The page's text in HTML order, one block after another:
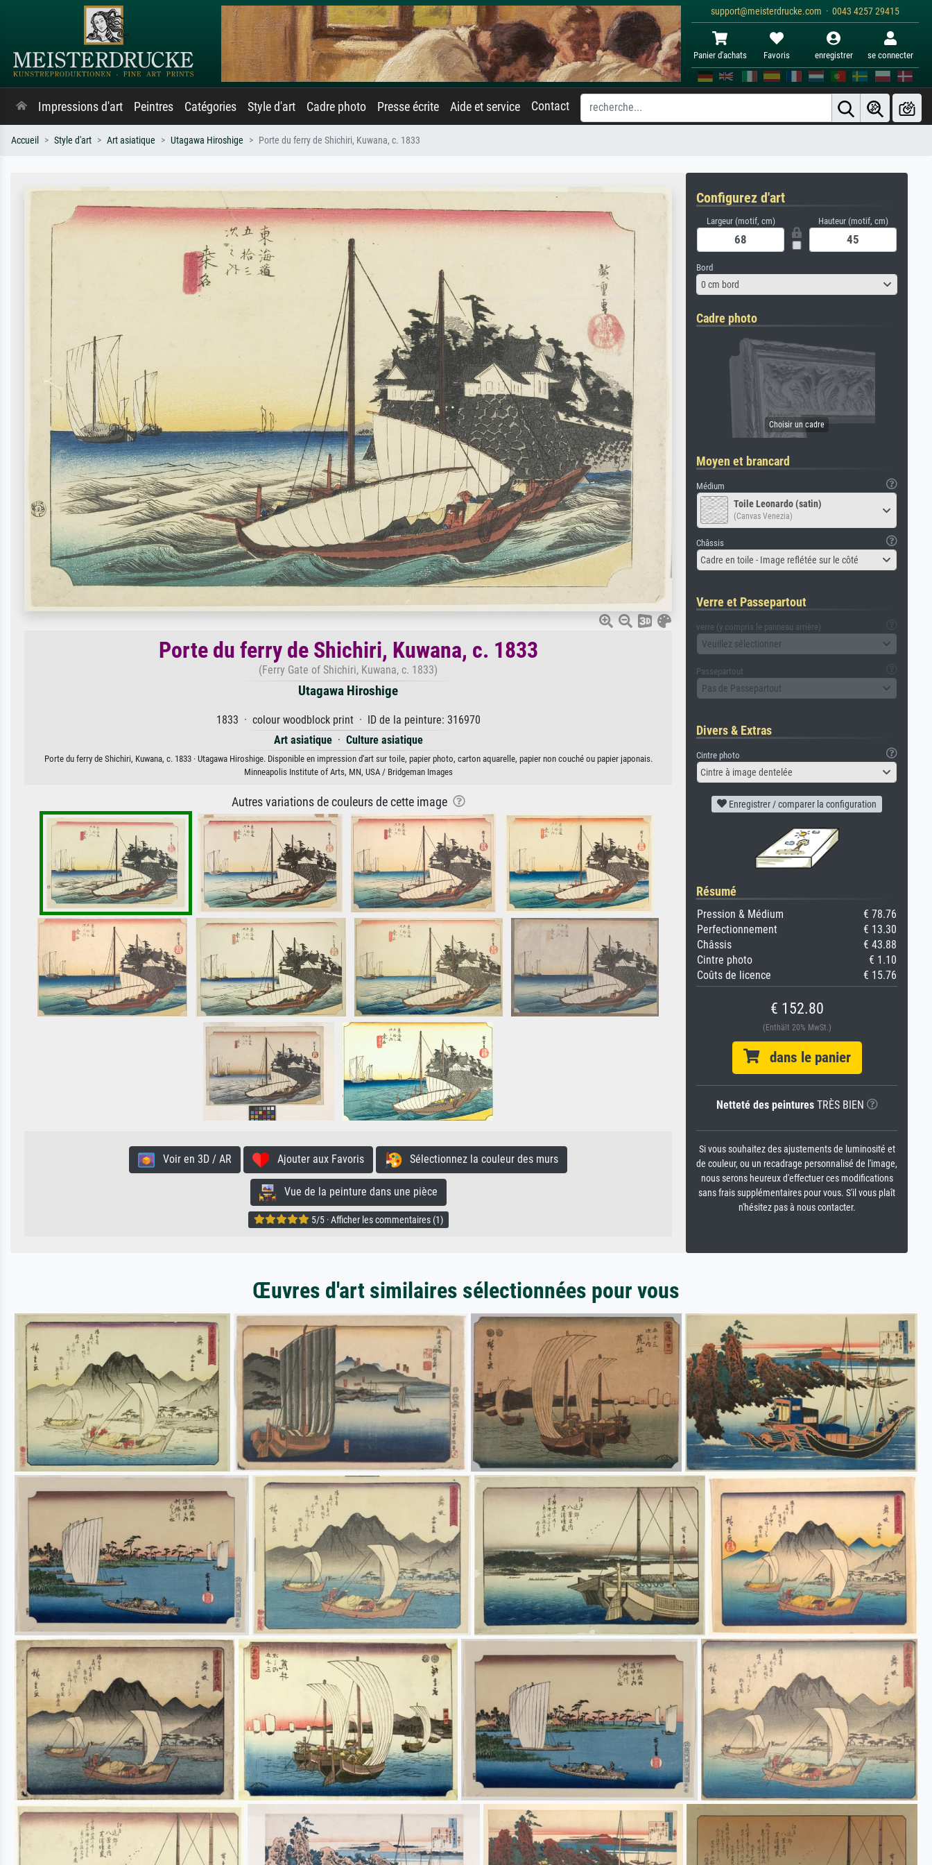
support@meisterdrucke.com · 0043 4257 29415
Panier d'achats Favoris enregistrer se connecter
Impressions d'art Peintres Catégories Style d'art Cadre photo Presse écrite Aide et service Contact
Accueil Style d'art Art asiatique Utagawa Hiroshige Porte du ferry de Shichiri, Kuwana, c. 1833
Porte du ferry de Shichiri, Kuwana, c. 1833
(Ferry Gate of Shichiri, Kuwana, c. 1833)
Utagawa Hiroshige
1833 · colour woodblock print · ID de la peinture: 316970
Art asiatique· Culture asiatique
Porte du ferry de Shichiri, Kuwana, c. 1833 · Utagawa Hiroshige. Disponible en impression d'art sur toile, papier photo, carton aquarelle, papier non couché ou papier japonais.
Minneapolis Institute of Arts, MN, USA / Bridgeman Images
Autres variations de couleurs de cette image
Voir en 3D / AR Ajouter aux Favoris Sélectionnez la couleur des murs
Vue de la peinture dans une pièce
5/5 · Afficher les commentaires (1)
Configurez d'art
Largeur (motif, cm) Hauteur (motif, cm)
Bord
0 cm bord
Cadre photo
Moyen et brancard
Médium
Toile Leonardo (satin)
(Canvas Venezia)
Châssis
Cadre en toile - Image reflétée sur le côté
Verre et Passepartout
verre (y compris le panneau arrière)
Veuillez sélectionner
Passepartout
Pas de Passepartout
Divers & Extras
Cintre photo
Cintre à image dentelée
Enregistrer / comparer la configuration
Résumé
Pression & Médium
€ 78.76
Perfectionnement
€ 13.30
Châssis
€ 43.88
Cintre photo
€ 1.10
Coûts de licence
€ 15.76
€ 152.80
(Enthält 20% MwSt.)
dans le panier
Netteté des peinturesTRÈS BIEN
Si vous souhaitez des ajustements de luminosité et
de couleur, ou un recadrage personnalisé de l'image,
nous serons heureux d'effectuer ces modifications
sans frais supplémentaires pour vous. S'il vous plaît
n'hésitez pas à nous contacter.
Œuvres d'art similaires sélectionnées pour vous